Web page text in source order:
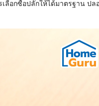
เลือกซื้อปลั๊กให้ได้มาตรฐาน ป